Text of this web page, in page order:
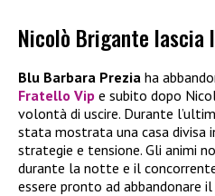
Nicolò Brigante lascia
Blu Barbara Prezia ha
Fratello Vip e subito dopo
volontà di uscire. Durante
stata mostrata una casa divisa
strategie e tensione. Gli animi
durante la notte e il
essere pronto ad abbandonare il